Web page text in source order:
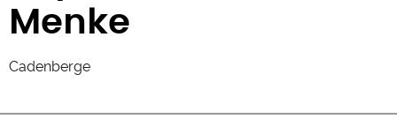
Menke
Cadenberge